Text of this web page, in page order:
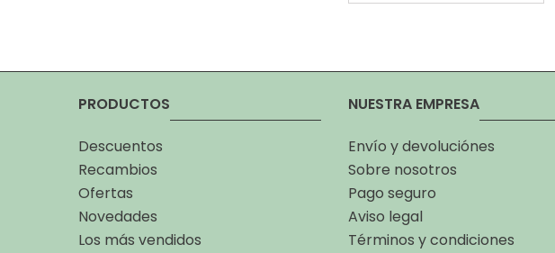
PRODUCTOS
Descuentos
Recambios
Ofertas
Novedades
Los más vendidos
NUESTRA EMPRESA
Envío y devoluciónes
Sobre nosotros
Pago seguro
Aviso legal
Términos y condiciones